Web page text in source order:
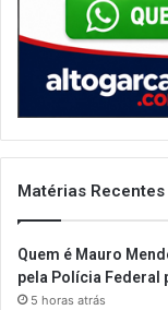
Matérias Recentes
Quem é Mauro
pela Polícia Federal
5 horas atrás